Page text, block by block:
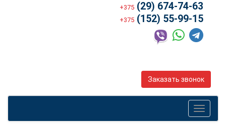
+375 (29) 674-74-63
+375 (152) 55-99-15
Заказать звонок
Toggle